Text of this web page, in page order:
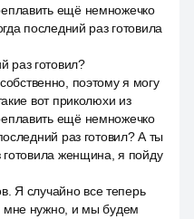
ещё немножечко
последний раз готовила
раз готовил?
поэтому я могу
вот приколюхи из
ещё немножечко
раз готовил? А ты
готовила женщина, я пойду
Я случайно все теперь
мне нужно, и мы будем